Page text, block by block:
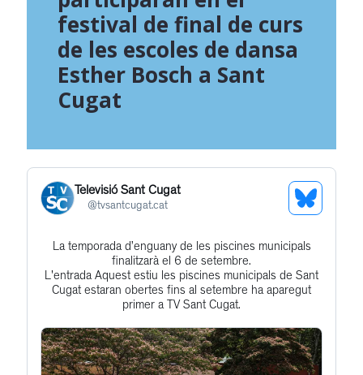
festival de final de curs
de les escoles de dansa
Esther Bosch a Sant
Cugat
Televisió Sant Cugat
@tvsantcugat.cat
See
Profile
Get
to
this
La temporada d’enguany de les piscines municipals
finalitzarà el 6 de setembre.
L'entrada Aquest estiu les piscines municipals de Sant
Cugat estaran obertes fins al setembre ha aparegut
primer a TV Sant Cugat.